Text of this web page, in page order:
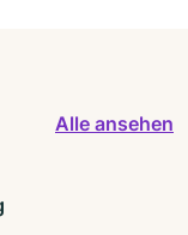
Alle ansehen